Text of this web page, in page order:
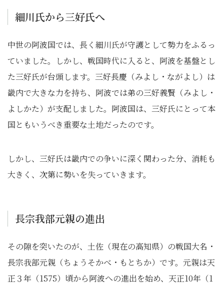
細川氏から三好氏へ
中世の阿波国では、長く細川氏が守護として勢力をふるっ
ていました。しかし、戦国時代に入ると、阿波を基盤とし
た三好氏が台頭します。三好長慶（みよし・ながよし）は
畿内で大きな力を持ち、阿波では弟の三好義賢（みよし・
よしかた）が支配しました。阿波国は、三好氏にとって本
国ともいうべき重要な土地だったのです。
しかし、三好氏は畿内での争いに深く関わった分、消耗も
大きく、次第に勢いを失っていきます。
長宗我部元親の進出
その隙を突いたのが、土佐（現在の高知県）の戦国大名・
長宗我部元親（ちょうそかべ・もとちか）です。元親は天
正３年（1575）頃から阿波への進出を始め、天正10年（1